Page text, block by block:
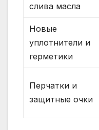
слива масла
Новые
уплотнители и
герметики
Перчатки и
защитные очки